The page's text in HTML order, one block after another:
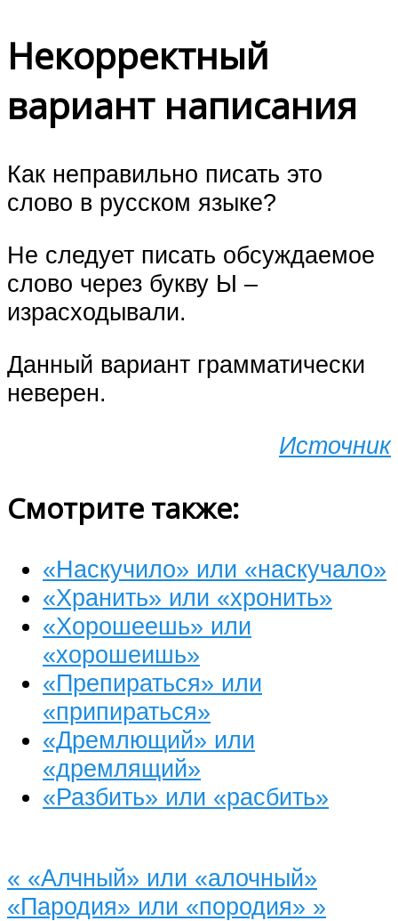
Некорректный
вариант написания
Как неправильно писать это
слово в русском языке?
Не следует писать обсуждаемое
слово через букву Ы –
израсходывали.
Данный вариант грамматически
неверен.
Источник
Смотрите также:
«Наскучило» или «наскучало»
«Хранить» или «хронить»
«Хорошеешь» или
«хорошеишь»
«Препираться» или
«припираться»
«Дремлющий» или
«дремлящий»
«Разбить» или «расбить»
« «Алчный» или «алочный»
«Пародия» или «породия» »